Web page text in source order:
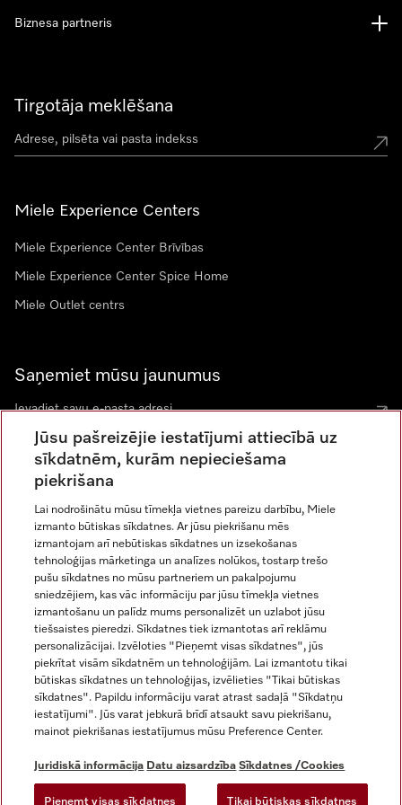
Tirgotāja meklēšana
Miele Experience Centers
Miele Experience Center Brīvības
Miele Experience Center Spice Home
Miele Outlet centrs
Saņemiet mūsu jaunumus
Biznesa partneris
Juridiskā informācija
Vispārējie darījumu noteikumi
Datu aizsardzība
Lietošanas noteikumi
Miele paziņojums par pieejamību
Digitālo pakalpojumu likums
Miele vietnē Instagram
Miele vietnē Facebook
Miele vietnē Youtube
Jūsu pašreizējie iestatījumi attiecībā uz
sīkdatnēm, kurām nepieciešama
piekrišana
Lai nodrošinātu mūsu tīmekļa vietnes pareizu darbību, Miele
izmanto būtiskas sīkdatnes. Ar jūsu piekrišanu mēs
izmantojam arī nebūtiskas sīkdatnes un izsekošanas
tehnoloģijas mārketinga un analīzes nolūkos, tostarp trešo
pušu sīkdatnes no mūsu partneriem un pakalpojumu
sniedzējiem, kas vāc informāciju par jūsu tīmekļa vietnes
izmantošanu un palīdz mums personalizēt un uzlabot jūsu
tiešsaistes pieredzi. Sīkdatnes tiek izmantotas arī reklāmu
personalizācijai. Izvēloties "Pieņemt visas sīkdatnes", jūs
piekrītat visām sīkdatnēm un tehnoloģijām. Lai izmantotu tikai
būtiskas sīkdatnes un tehnoloģijas, izvēlieties "Tikai būtiskas
sīkdatnes". Papildu informāciju varat atrast sadaļā "Sīkdatņu
iestatījumi". Jūs varat jebkurā brīdī atsaukt savu piekrišanu,
mainot piekrišanas iestatījumus mūsu Preference Center.
Juridiskā informācija Datu aizsardzība Sīkdatnes /Cookies
Pieņemt visas sīkdatnes Tikai būtiskas sīkdatnes